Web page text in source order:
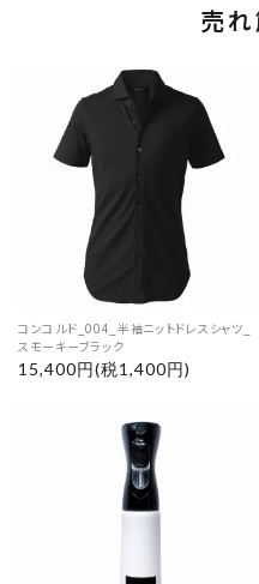
売
コンコルド_004_半袖ニットドレスシャツ_
スモーキーブラック
15,400円(税1,400円)